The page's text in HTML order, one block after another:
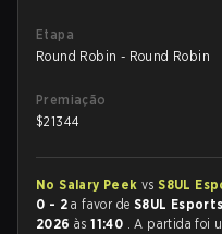
Etapa
Round Robin - Round Robin
Premiação
$21344
No Salary Peek vs S8UL
0 - 2 a favor de S8UL
2026 às11:40 . A partida foi